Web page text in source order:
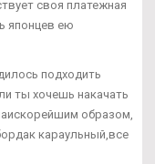
своя платежная
японцев ею
подходить
ты хочешь накачать
образом,
караульный,все